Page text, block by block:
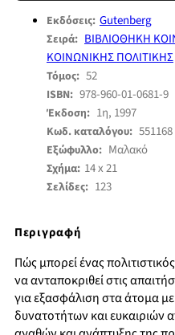
Εκδόσεις: Gutenberg
Σειρά: ΒΙΒΛΙΟΘΗΚΗ
ΚΟΙΝΩΝΙΚΗΣ ΠΟΛΙΤΙΚΗΣ
Τόμος: 52
ISBN: 978-960-01-0681-9
Έκδοση: 1η, 1997
Κωδ. καταλόγου: 551168
Εξώφυλλο: Μαλακό
Σχήμα: 14 x 21
Σελίδες: 123
Περιγραφή
Πώς μπορεί ένας
να ανταποκριθεί στις
για εξασφάλιση στα άτομα με
δυνατοτήτων και ευκαιριών